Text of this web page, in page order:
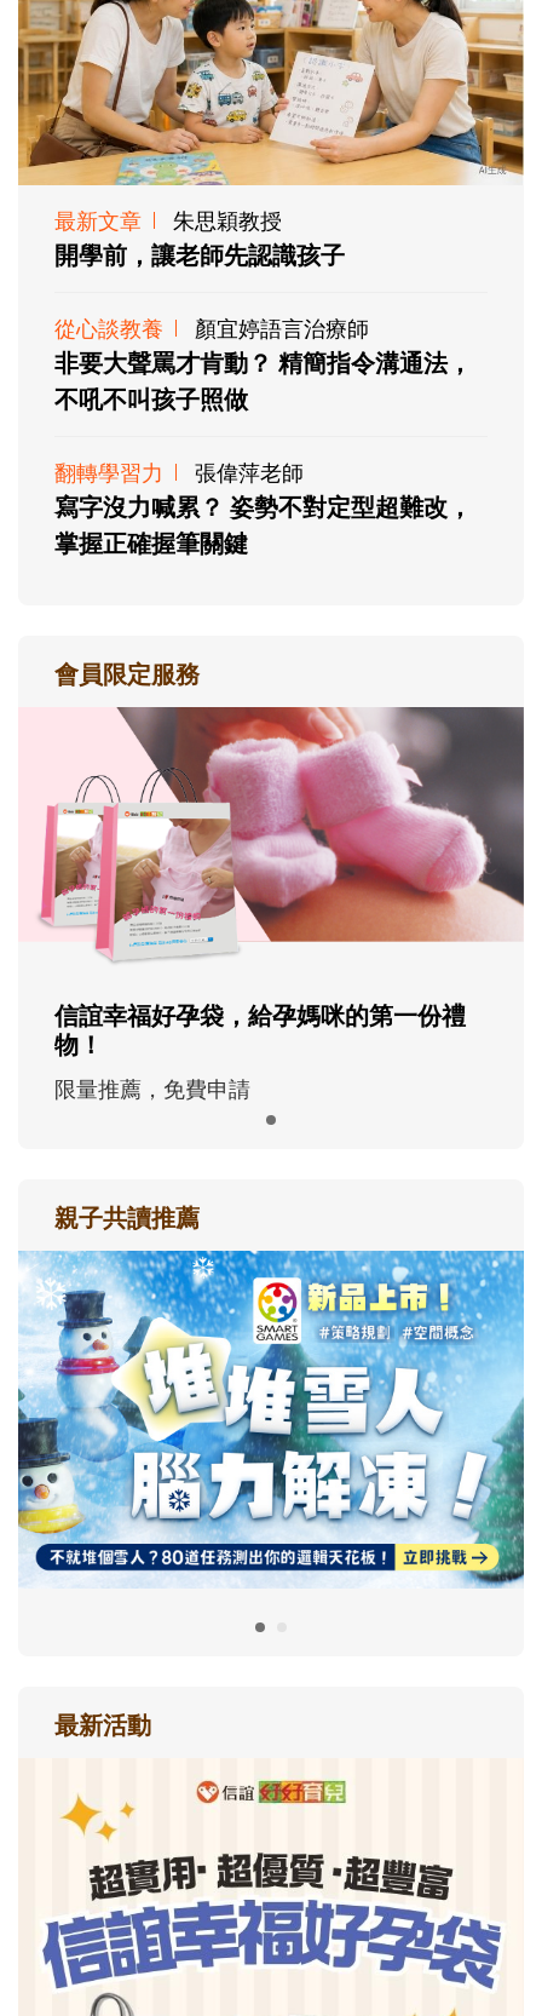
最新文章 朱思穎教授
開學前，讓老師先認識孩子
從心談教養 顏宜婷語言治療師
非要大聲罵才肯動？ 精簡指令溝通法，
不吼不叫孩子照做
翻轉學習力 張偉萍老師
寫字沒力喊累？ 姿勢不對定型超難改，
掌握正確握筆關鍵
會員限定服務
信誼幸福好孕袋，給孕媽咪的第一份禮
物！
限量推薦，免費申請
親子共讀推薦
最新活動